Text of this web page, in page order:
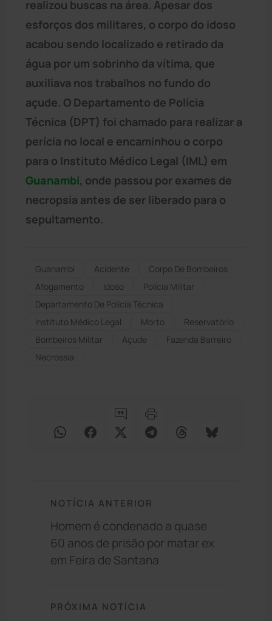
realizou buscas na área. Apesar dos
esforços dos militares, o corpo do idoso
acabou sendo localizado e retirado da
água por um sobrinho da vítima, que
auxiliava nos trabalhos no fundo do
açude. O Departamento de Polícia
Técnica (DPT) foi chamado para realizar a
perícia no local e encaminhou o corpo
para o Instituto Médico Legal (IML) em
Guanambi, onde passou por exames de
necropsia antes de ser liberado para o
sepultamento.
Guanambi Acidente
Corpo De Bombeiros
Afogamento
Idoso
Polícia Militar
Departamento De Polícia Técnica
Instituto Médico Legal
Morto
Reservatório
Bombeiros Militar
Açude
Fazenda Barreiro
Necrossia
NOTÍCIA ANTERIOR
Homem é condenado a quase
60 anos de prisão por matar ex
em Feira de Santana
PRÓXIMA NOTÍCIA